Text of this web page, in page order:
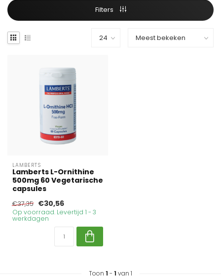
Filters
LAMBERTS
Lamberts L-Ornithine
500mg 60 Vegetarische
capsules
€37,35 €30,56
Op voorraad. Levertijd 1 - 3
werkdagen
Toon 1 - 1 van 1